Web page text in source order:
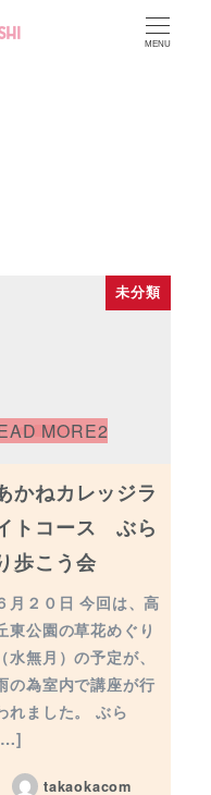
MENU
未分類
かねカレッジラ
トコース ぶら
歩こう会
月２０日 今回は、高
東公園の草花めぐり
（水無月）の予定が、
の為室内で講座が行
れました。 ぶら
takaokacom